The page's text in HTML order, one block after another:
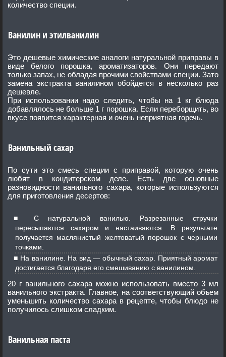
количество специи.
Ванилин и этилванилин
Это дешевые химические аналоги натуральной приправы в
виде белого порошка, ароматизаторов. Они передают
только запах, не обладая прочими свойствами специи. Зато
замена экстракта ванилином обойдется в несколько раз
дешевле.
При использовании надо следить, чтобы на 1 кг блюда
добавлялось не больше 1 г порошка. Если переборщить, во
вкусе появится характерная и очень неприятная горечь.
Ванильный сахар
По сути это смесь специи с приправой, которую очень
любят в кондитерском деле. Есть две основные
разновидности ванильного сахара, которые используются
для приготовления десертов:
С натуральной ванилью. Разрезанные стручки
пересыпаются сахаром и настаиваются. В результате
получается маслянистый желтоватый порошок с черными
точками.
На ванилине. На вид — обычный сахар. Приятный аромат
достигается благодаря его смешиванию с ванилином.
20 г ванильного сахара можно использовать вместо 3 мл
ванильного экстракта. Главное, на соответствующий объем
уменьшить количество сахара в рецепте, чтобы блюдо не
получилось слишком сладким.
Ванильная паста